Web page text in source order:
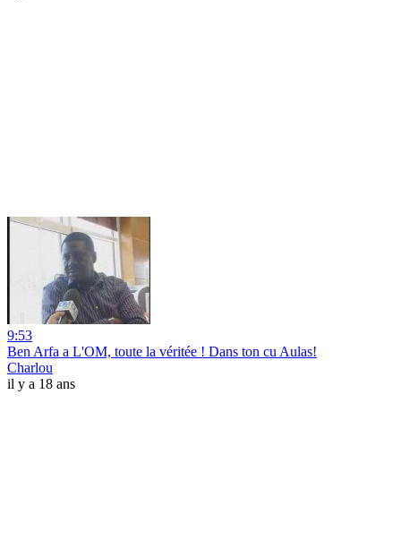
9:53
Ben Arfa a L'OM, toute la véritée ! Dans ton cu Aulas!
Charlou
il y a 18 ans